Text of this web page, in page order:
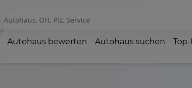
Autohaus bewerten Autohaus suchen